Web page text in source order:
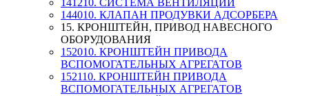
141210. СИСТЕМА ВЕНТИЛЯЦИИ
144010. КЛАПАН ПРОДУВКИ АДСОРБЕРА
15. КРОНШТЕЙН, ПРИВОД НАВЕСНОГО
ОБОРУДОВАНИЯ
152010. КРОНШТЕЙН ПРИВОДА
ВСПОМОГАТЕЛЬНЫХ АГРЕГАТОВ
152110. КРОНШТЕЙН ПРИВОДА
ВСПОМОГАТЕЛЬНЫХ АГРЕГАТОВ